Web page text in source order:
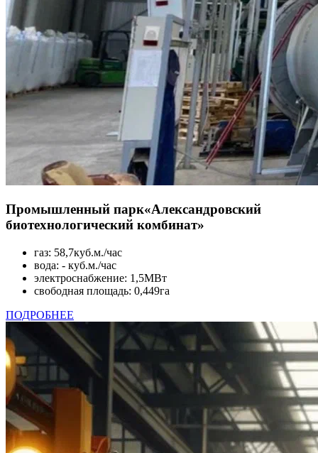
Промышленный парк«Александровский
биотехнологический комбинат»
газ: 58,7куб.м./час
вода: - куб.м./час
электроснабжение: 1,5МВт
свободная площадь: 0,449га
ПОДРОБНЕЕ